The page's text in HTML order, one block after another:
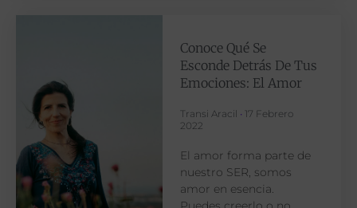
Conoce Qué Se
Esconde Detrás De Tus
Emociones: El Amor
Transi Aracil
17 Febrero
2022
El amor forma parte de
nuestro SER, somos
amor en esencia.